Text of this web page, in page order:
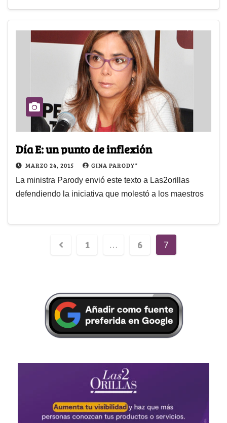
Día E: un punto de inflexión
MARZO 24, 2015 GINA PARODY*
La ministra Parody envió este texto a Las2orillas
defendiendo la iniciativa que molestó a los maestros
1 … 6 7